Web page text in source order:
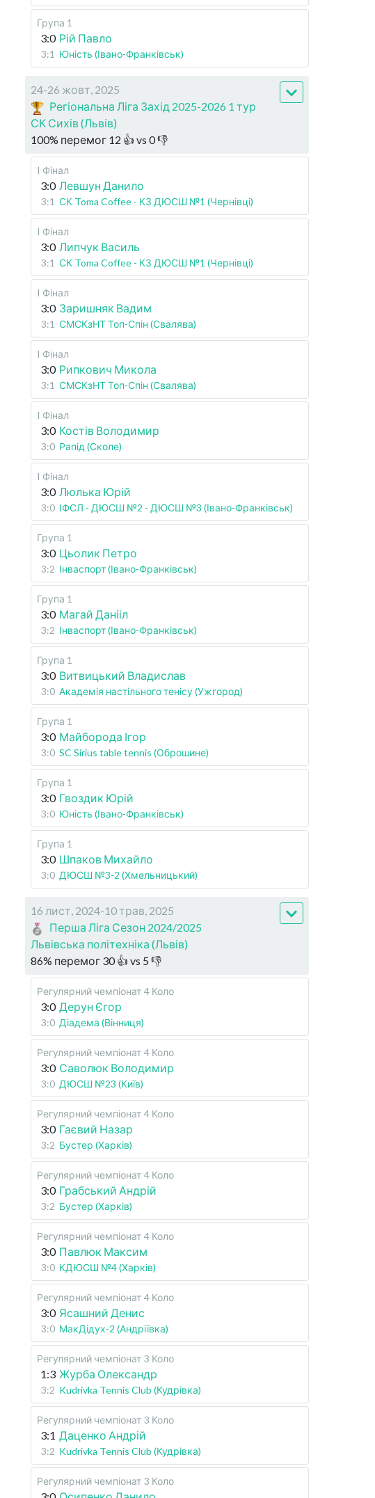
Група 1
3:0 Рій Павло
3:1 Юність (Івано-Франківськ)
24-26 жовт, 2025
Регіональна Ліга Захід 2025-2026 1 тур
СК Сихів (Львів)
100% перемог 12 👍 vs 0👎
I Фінал
3:0 Левшун Данило
3:1 СК Toma Coffee - КЗ ДЮСШ №1 (Чернівці)
I Фінал
3:0 Липчук Василь
3:1 СК Toma Coffee - КЗ ДЮСШ №1 (Чернівці)
I Фінал
3:0 Заришняк Вадим
3:1 СМСКзНТ Топ-Спін (Свалява)
I Фінал
3:0 Рипкович Микола
3:1 СМСКзНТ Топ-Спін (Свалява)
I Фінал
3:0 Костів Володимир
3:0 Рапід (Сколе)
I Фінал
3:0 Люлька Юрій
3:0 ІФСЛ - ДЮСШ №2 - ДЮСШ №3 (Івано-Франківськ)
Група 1
3:0 Цьолик Петро
3:2 Інваспорт (Івано-Франківськ)
Група 1
3:0 Магай Данііл
3:2 Інваспорт (Івано-Франківськ)
Група 1
3:0 Витвицький Владислав
3:0 Академія настільного тенісу (Ужгород)
Група 1
3:0 Майборода Ігор
3:0 SC Sirius table tennis (Оброшине)
Група 1
3:0 Гвоздик Юрій
3:0 Юність (Івано-Франківськ)
Група 1
3:0 Шпаков Михайло
3:0 ДЮСШ №3-2 (Хмельницький)
16 лист, 2024-10 трав, 2025
Перша Ліга Сезон 2024/2025
Львівська політехніка (Львів)
86% перемог 30👍 vs 5 👎
Регулярний чемпіонат 4 Коло
3:0 Дерун Єгор
3:0 Діадема (Вінниця)
Регулярний чемпіонат 4 Коло
3:0 Саволюк Володимир
3:0 ДЮСШ №23 (Київ)
Регулярний чемпіонат 4 Коло
3:0 Гаєвий Назар
3:2 Бустер (Харків)
Регулярний чемпіонат 4 Коло
3:0 Грабський Андрій
3:2 Бустер (Харків)
Регулярний чемпіонат 4 Коло
3:0 Павлюк Максим
3:0 КДЮСШ №4 (Харків)
Регулярний чемпіонат 4 Коло
3:0 Ясашний Денис
3:0 МакДідух-2 (Андріївка)
Регулярний чемпіонат 3 Коло
1:3 Журба Олександр
3:2 Kudrivka Tennis Club (Кудрівка)
Регулярний чемпіонат 3 Коло
3:1 Даценко Андрій
3:2 Kudrivka Tennis Club (Кудрівка)
Регулярний чемпіонат 3 Коло